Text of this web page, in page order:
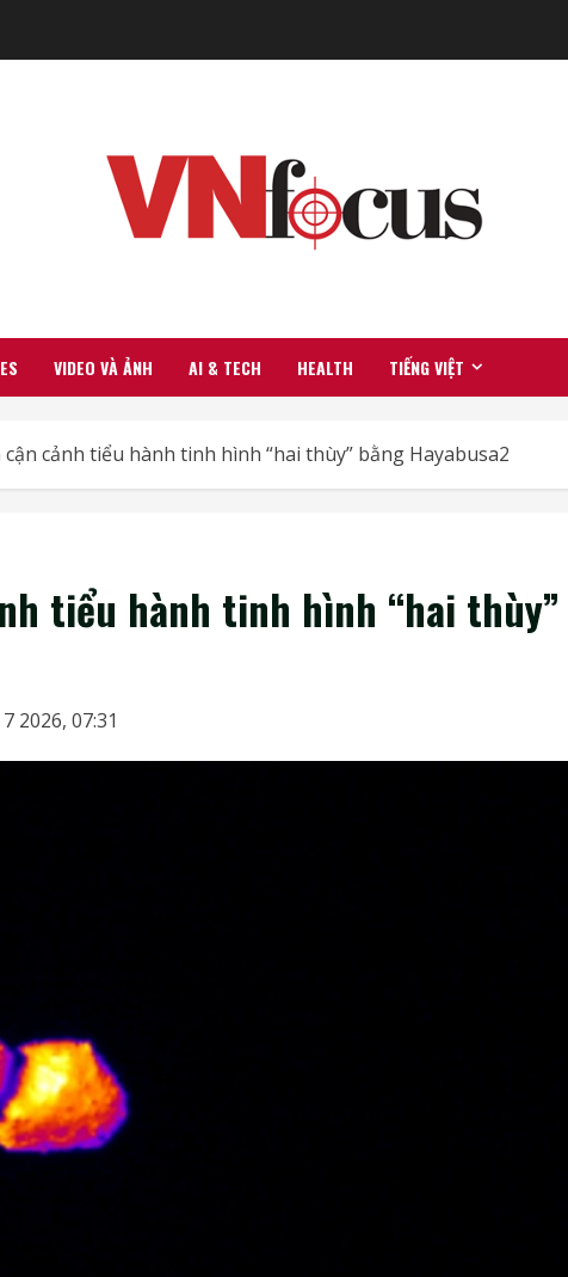
VIDEO VÀ ẢNH AI & TECH HEALTH TIẾNG VIỆT
cảnh tiểu hành tinh hình “hai thùy” bằng Hayabusa2
tiểu hành tinh hình “hai thùy”
2026, 07:31